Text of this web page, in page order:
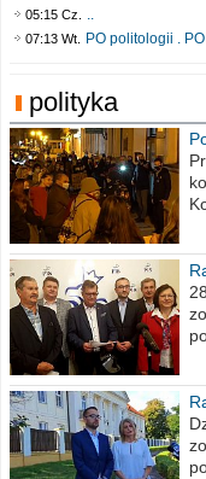
05:15 Cz. ..
07:13 Wt. PO politologii .
polityka